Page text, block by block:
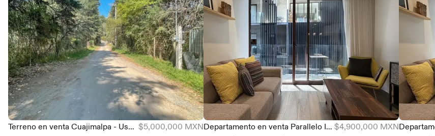
Terreno en venta Cuajimalpa - Uso de suelo para 2 casas $5,000,000 MXN Departamento en venta Parallelo Insurgentes, Guadalupe Inn - 76m2 con balcón $4,900,000 MXN